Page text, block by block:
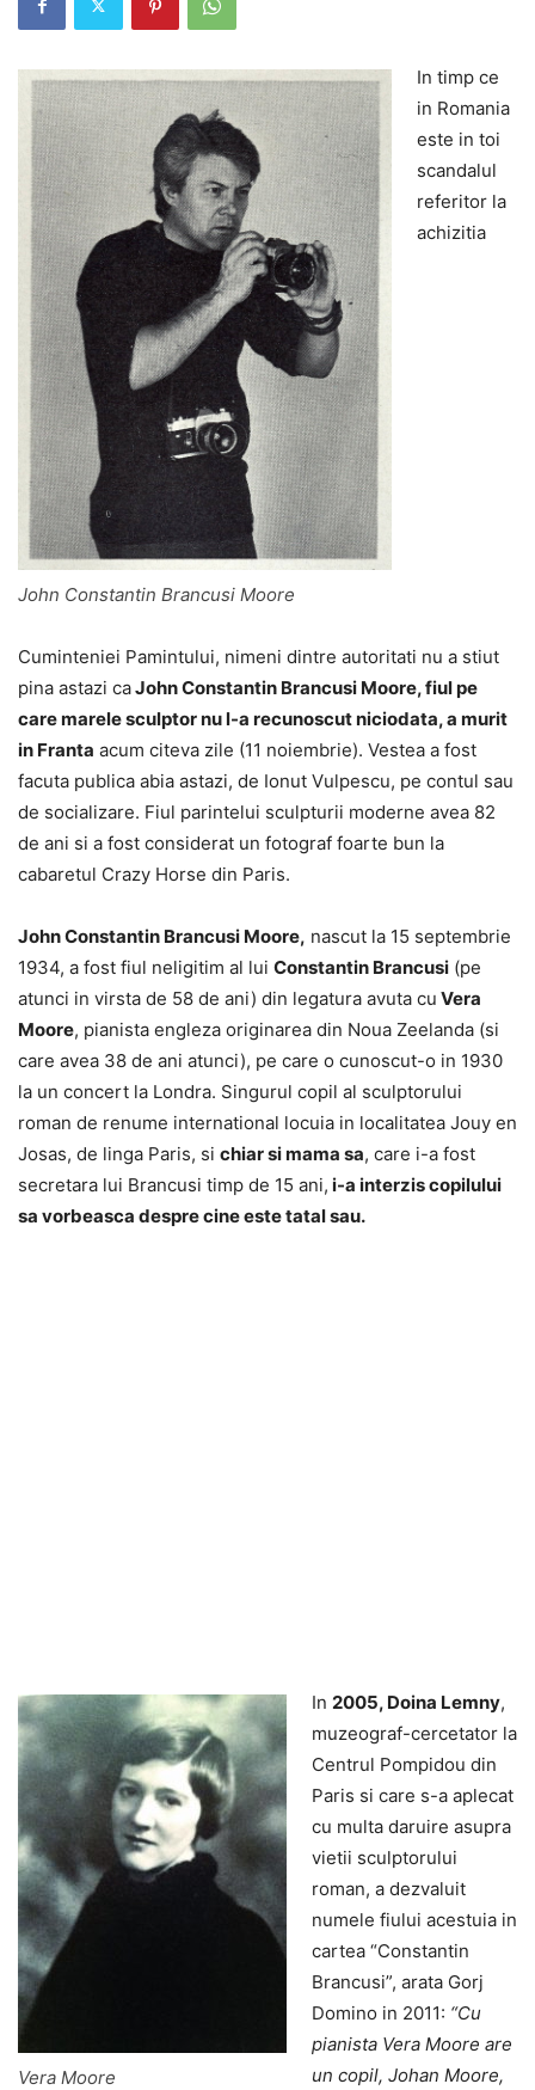
John Constantin Brancusi Moore
In timp ce
in Romania
este in toi
scandalul
referitor la
achizitia
Cuminteniei Pamintului, nimeni dintre autoritati nu a stiut
pina astazi caJohn Constantin Brancusi Moore, fiul pe
care marele sculptor nu l-a recunoscut niciodata, a murit
in Franta acum citeva zile (11 noiembrie). Vestea a fost
facuta publica abia astazi, de Ionut Vulpescu, pe contul sau
de socializare. Fiul parintelui sculpturii moderne avea 82
de ani si a fost considerat un fotograf foarte bun la
cabaretul Crazy Horse din Paris.
John Constantin Brancusi Moore, nascut la 15 septembrie
1934, a fost fiul neligitim al lui Constantin Brancusi (pe
atunci in virsta de 58 de ani) din legatura avuta cu Vera
Moore, pianista engleza originarea din Noua Zeelanda (si
care avea 38 de ani atunci), pe care o cunoscut-o in 1930
la un concert la Londra. Singurul copil al sculptorului
roman de renume international locuia in localitatea Jouy en
Josas, de linga Paris, si chiar si mama sa, care i-a fost
secretara lui Brancusi timp de 15 ani, i-a interzis copilului
sa vorbeasca despre cine este tatal sau.
Vera Moore
In 2005, Doina Lemny,
muzeograf-cercetator la
Centrul Pompidou din
Paris si care s-a aplecat
cu multa daruire asupra
vietii sculptorului
roman, a dezvaluit
numele fiului acestuia in
cartea “Constantin
Brancusi”, arata Gorj
Domino in 2011: “Cu
pianista Vera Moore are
un copil, Johan Moore,